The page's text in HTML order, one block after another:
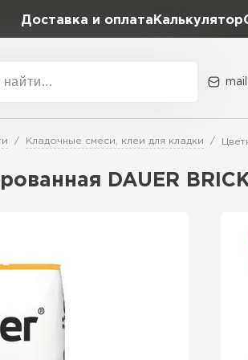
Доставка и оплата Калькулятор
Плотность
D400
D600
Кладочные смеси, клеи для кладки
DAUER